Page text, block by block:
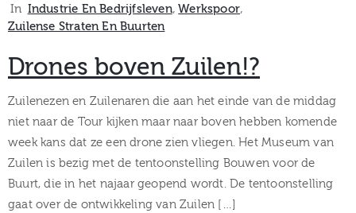
Collectie
In Industrie En Bedrijfsleven‚Werkspoor‚
Zuilense Straten En Buurten
Drones boven Zuilen!?
Zuilenezen en Zuilenaren die aan het einde van de middag
niet naar de Tour kijken maar naar boven hebben komende
week kans dat ze een drone zien vliegen. Het Museum van
Zuilen is bezig met de tentoonstelling Bouwen voor de
Buurt, die in het najaar geopend wordt. De tentoonstelling
gaat over de ontwikkeling van Zuilen […]